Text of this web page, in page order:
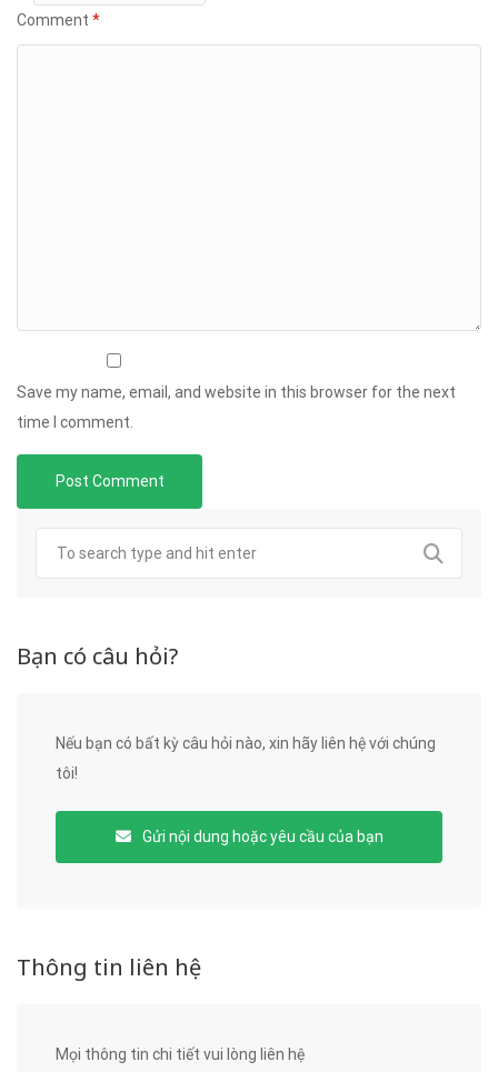
Comment *
Save my name, email, and website in this browser for the next
time I comment.
Bạn có câu hỏi?
Nếu bạn có bất kỳ câu hỏi nào, xin hãy liên hệ với chúng
tôi!
Gửi nội dung hoặc yêu cầu của bạn
Thông tin liên hệ
Mọi thông tin chi tiết vui lòng liên hệ